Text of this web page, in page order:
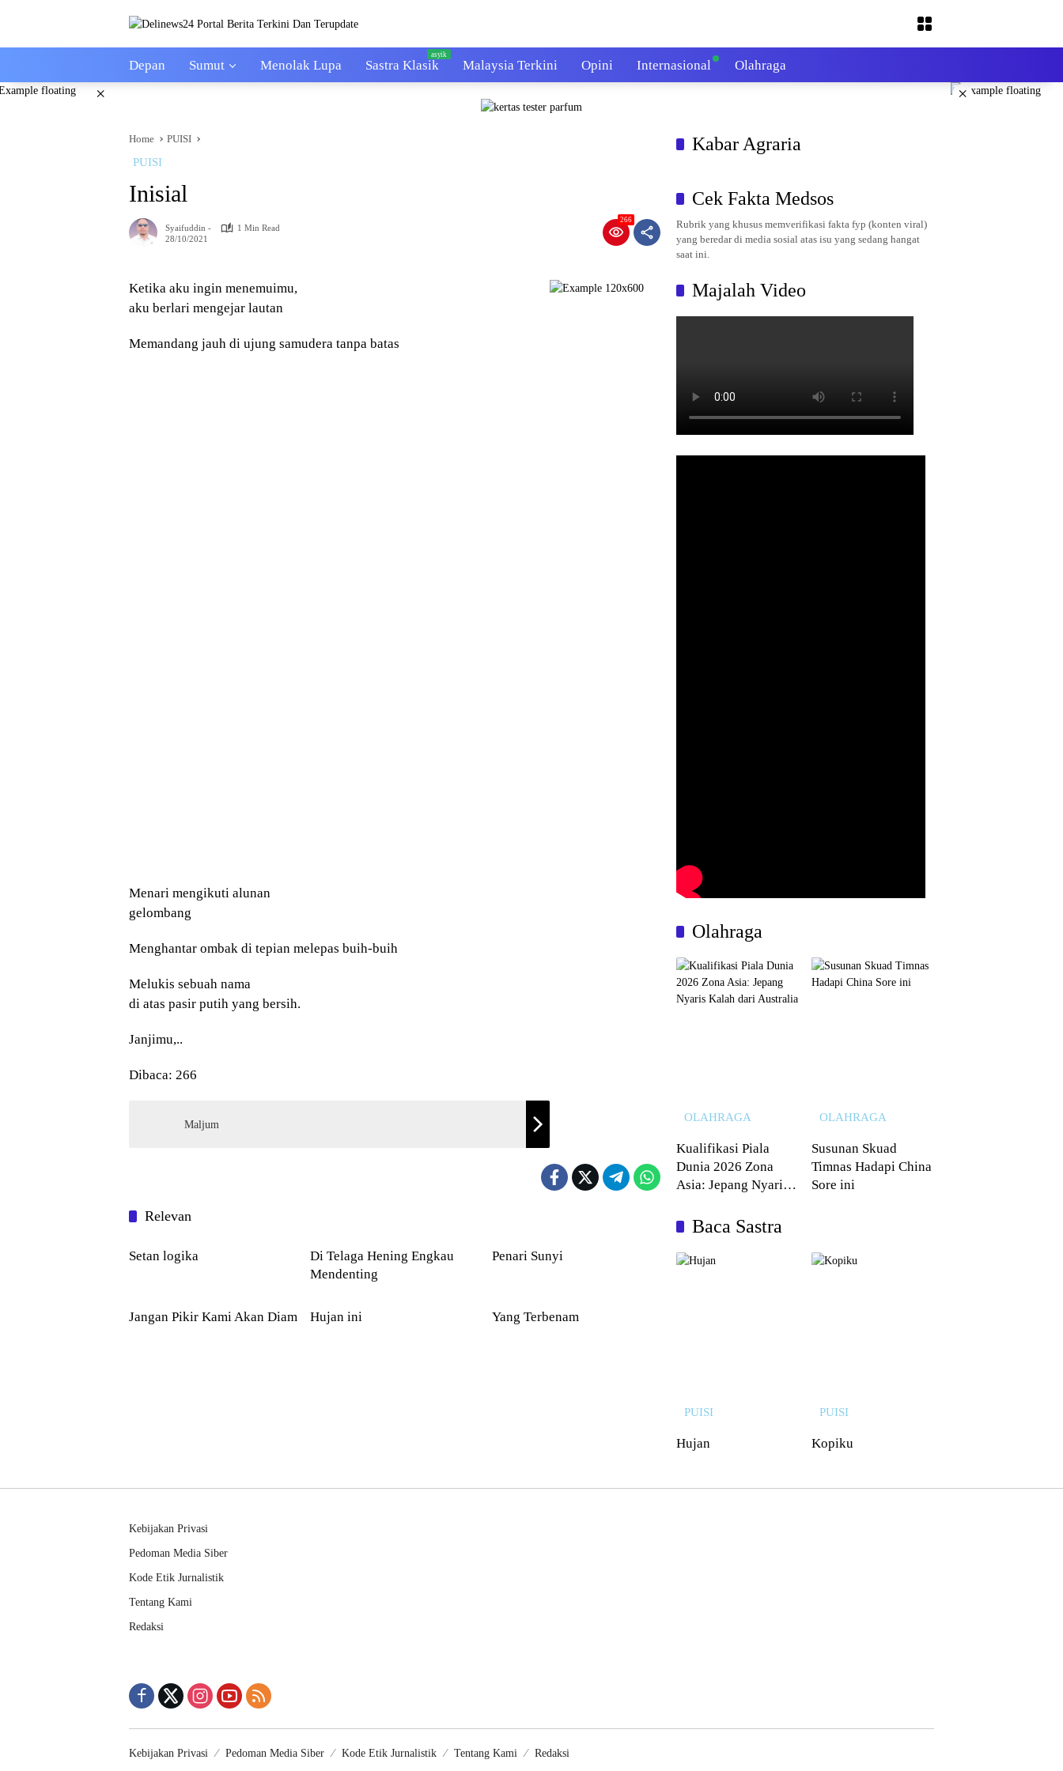
Depan Sumut Menolak Lupa Sastra Klasik Malaysia Terkini Opini Internasional Olahraga
× ×
Home PUISI
PUISI
Inisial
Syaifuddin -
1 Min Read
28/10/2021
266
Ketika aku ingin menemuimu,
aku berlari mengejar lautan
Memandang jauh di ujung samudera tanpa batas
Menari mengikuti alunan
gelombang
Menghantar ombak di tepian melepas buih-buih
Melukis sebuah nama
di atas pasir putih yang bersih.
Janjimu,..
Dibaca: 266
Maljum
Relevan
PUISI
Setan logika
Di Telaga Hening Engkau
Mendenting
Penari Sunyi
Jangan Pikir Kami Akan Diam Hujan ini Yang Terbenam
Kabar Agraria
Cek Fakta Medsos
Rubrik yang khusus memverifikasi fakta fyp (konten viral)
yang beredar di media sosial atas isu yang sedang hangat
saat ini.
Majalah Video
Olahraga
OLAHRAGA
Kualifikasi Piala
Dunia 2026 Zona
Asia: Jepang Nyaris
OLAHRAGA
Susunan Skuad
Timnas Hadapi China
Sore ini
Baca Sastra
PUISI
Hujan
PUISI
Kopiku
Kebijakan Privasi
Pedoman Media Siber
Kode Etik Jurnalistik
Tentang Kami
Redaksi
Kebijakan Privasi Pedoman Media Siber Kode Etik Jurnalistik Tentang Kami Redaksi